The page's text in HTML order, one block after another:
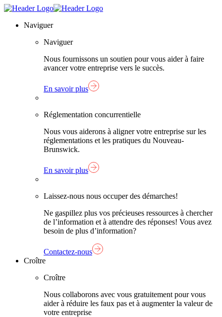
Skip
content
Lien
Naviguer
Naviguer
Nous fournissons un soutien pour vous aider à faire
avancer votre entreprise vers le succès.
En savoir plus
Réglementation concurrentielle
Nous vous aiderons à aligner votre entreprise sur les
réglementations et les pratiques du Nouveau-
Brunswick.
En savoir plus
Laissez-nous nous occuper des démarches!
Ne gaspillez plus vos précieuses ressources à chercher
de l’information et à attendre des réponses! Vous avez
besoin de plus d’information?
Contactez-nous
Croître
Croître
Nous collaborons avec vous gratuitement pour vous
aider à réduire les faux pas et à augmenter la valeur de
votre entreprise